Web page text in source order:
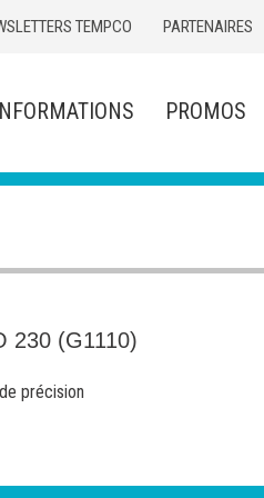
TEMPCO PARTENAIRES
PROMOS
230 (G1110)
précision